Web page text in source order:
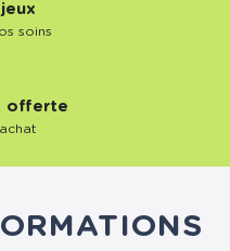
soins
offerte